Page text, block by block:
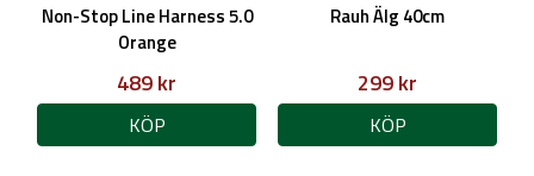
Non-Stop Line Harness 5.0
Orange
489 kr
KÖP
Rauh Älg 40cm
299 kr
KÖP